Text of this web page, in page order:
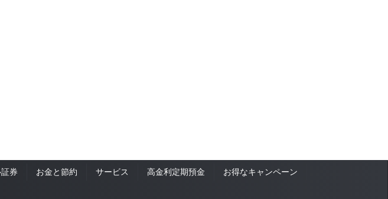
券 お金と節約 サービス 高金利定期預金
お得なキャンペーン